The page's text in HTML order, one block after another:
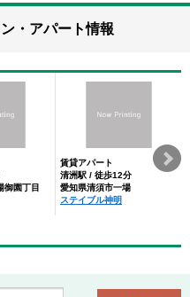
・アパート情報
御園丁目
賃貸アパート
清洲駅 / 徒歩12分
愛知県清須市一場
ステイブル神明